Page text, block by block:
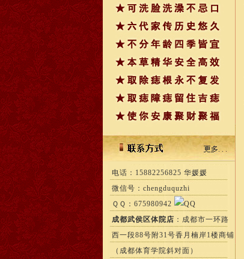
电话：15882256825 华媛媛
微信号：chengduquzhi
ＱＱ：675980942
成都武侯区体院店 ：成都市一环路
西一段88号附31号香月楠岸1楼商铺
（成都体育学院斜对面）